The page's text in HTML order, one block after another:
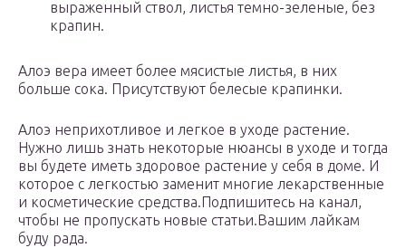
выраженный ствол, листья темно-зеленые, без
крапин.
Алоэ вера имеет более мясистые листья, в них
больше сока. Присутствуют белесые крапинки.
Алоэ неприхотливое и легкое в уходе растение.
Нужно лишь знать некоторые нюансы в уходе и тогда
вы будете иметь здоровое растение у себя в доме. И
которое с легкостью заменит многие лекарственные
и косметические средства.Подпишитесь на канал,
чтобы не пропускать новые статьи.Вашим лайкам
буду рада.